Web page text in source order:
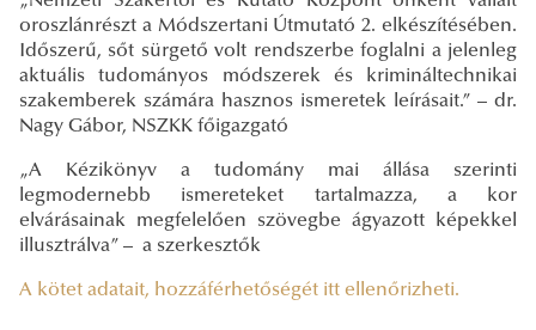
oroszlánrészt a Módszertani Útmutató 2. elkészítésében.
Időszerű, sőt sürgető volt rendszerbe foglalni a jelenleg
aktuális tudományos módszerek és krimináltechnikai
szakemberek számára hasznos ismeretek leírásait.” – dr.
Nagy Gábor, NSZKK főigazgató
„A Kézikönyv a tudomány mai állása szerinti
legmodernebb ismereteket tartalmazza, a kor
elvárásainak megfelelően szövegbe ágyazott képekkel
illusztrálva” – a szerkesztők
A kötet adatait, hozzáférhetőségét itt ellenőrizheti.